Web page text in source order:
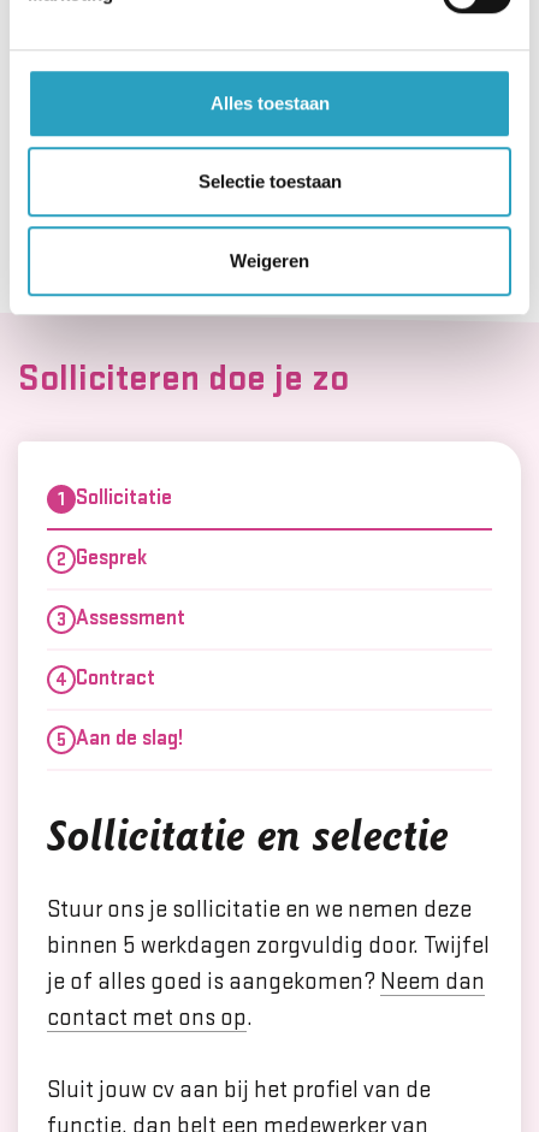
Alles toestaan
Selectie toestaan
Weigeren
vergoed).
Solliciteer nu!
Solliciteren doe je zo
Sollicitatie
Gesprek
Assessment
Contract
Aan de slag!
Sollicitatie en selectie
Stuur ons je sollicitatie en we nemen deze
binnen 5 werkdagen zorgvuldig door. Twijfel
je of alles goed is aangekomen? Neem dan
contact met ons op.
Sluit jouw cv aan bij het profiel van de
functie, dan belt een medewerker van